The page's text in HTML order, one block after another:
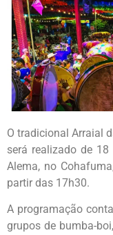
O tradicional Arraial
será realizado de
Alema, no
partir das 17h30.
A programação
grupos de bumba-